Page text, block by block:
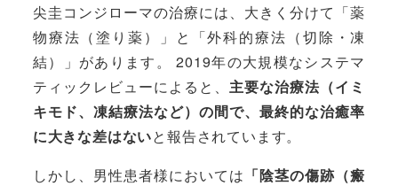
尖圭コンジローマの治療には、大きく分けて「薬
物療法（塗り薬）」と「外科的療法（切除・凍
結）」があります。 2019年の大規模なシステマ
ティックレビューによると、 主要な治療法（イミ
キモド、凍結療法など）の間で、最終的な治癒率
に大きな差はないと報告されています。
しかし、男性患者様においては 「陰茎の傷跡（瘢